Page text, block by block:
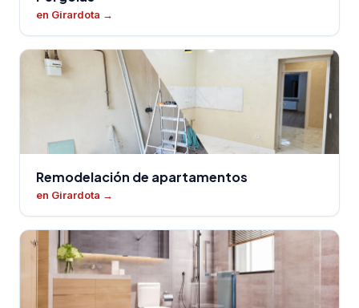
en Girardota →
Remodelación de apartamentos
en Girardota →